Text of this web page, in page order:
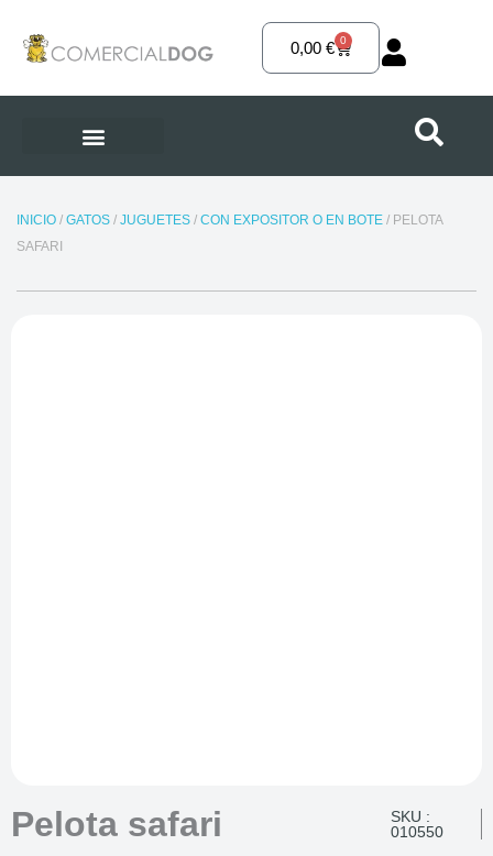
contenido
0,00€ 0
Carrito
INICIO/ GATOS/ JUGUETES/ CON EXPOSITOR O EN BOTE/ PELOTA
SAFARI
Pelota safari
SKU :
010550